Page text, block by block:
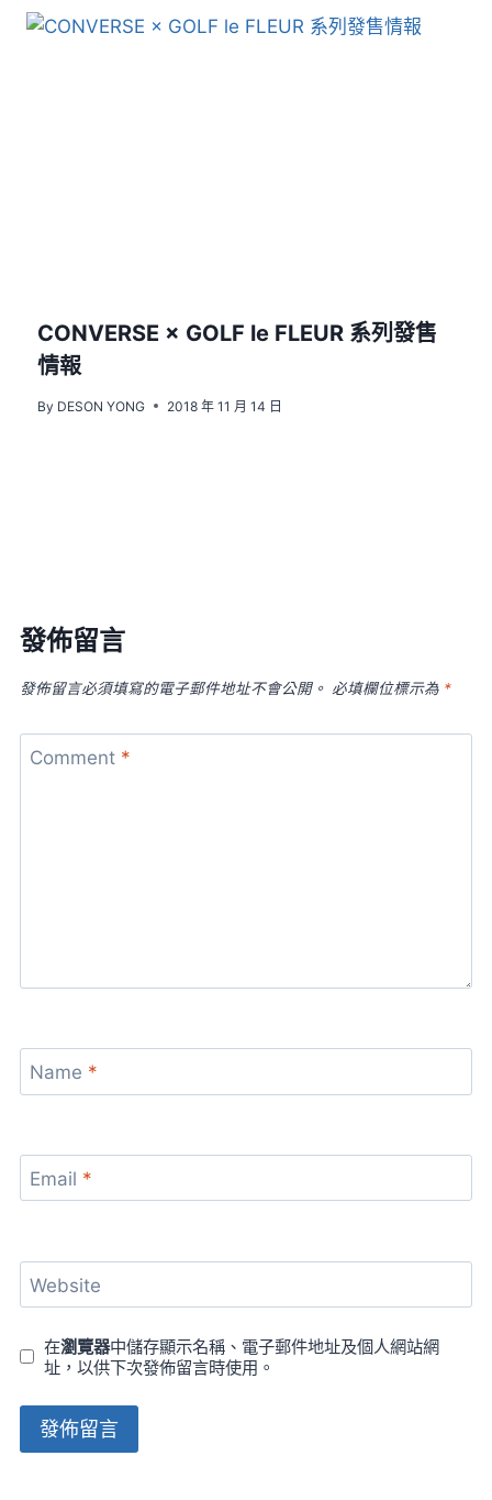
CONVERSE × GOLF le FLEUR 系列發售
情報
By DESON YONG 2018 年 11 月 14 日
發佈留言
發佈留言必須填寫的電子郵件地址不會公開。 必填欄位標示為 *
Comment *
Name *
Email *
Website
在瀏覽器中儲存顯示名稱、電子郵件地址及個人網站網
址，以供下次發佈留言時使用。